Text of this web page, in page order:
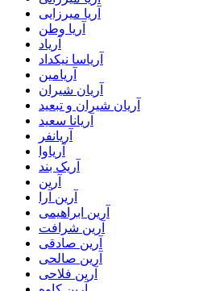
آریا میرزایی
آریا وطن
آریاد
آریاسا نیکداد
آریامین
آریان شیران
آریان شیران و تبعید
آریانا سعید
آریانفر
آریاوا
آریک بند
آرین
آرین آرا
آرین ابراهیمی
آرین شرافت
آرین صادقی
آرین صالحی
آرین فلاحی